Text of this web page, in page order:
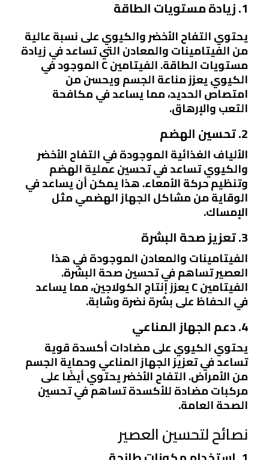
1. زيادة مستويات الطاقة
يحتوي التفاح الأخضر والكيوي على نسبة عالية
من الفيتامينات والمعادن التي تساعد في زيادة
مستويات الطاقة. الفيتامين C الموجود في
الكيوي يعزز مناعة الجسم ويحسن من
امتصاص الحديد، مما يساعد في مكافحة
التعب والإرهاق.
2. تحسين الهضم
الألياف الغذائية الموجودة في التفاح الأخضر
والكيوي تساعد في تحسين عملية الهضم
وتنظيم حركة الأمعاء. هذا يمكن أن يساعد في
الوقاية من مشاكل الجهاز الهضمي مثل
الإمساك.
3. تعزيز صحة البشرة
الفيتامينات والمعادن الموجودة في هذا
العصير تساهم في تحسين صحة البشرة.
الفيتامين C يعزز إنتاج الكولاجين، مما يساعد
في الحفاظ على بشرة نضرة وشابة.
4. دعم الجهاز المناعي
يحتوي الكيوي على مضادات أكسدة قوية
تساعد في تعزيز الجهاز المناعي وحماية الجسم
من الأمراض. التفاح الأخضر يحتوي أيضًا على
مركبات مضادة للأكسدة تساهم في تحسين
الصحة العامة.
نصائح لتحسين العصير